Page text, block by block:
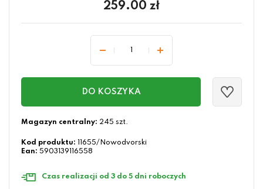
259.00 zł
DO KOSZYKA
Magazyn centralny: 245 szt.
Kod produktu:
11655/Nowodvorski
Ean: 5903139116558
Czas realizacji od 3 do 5 dni roboczych